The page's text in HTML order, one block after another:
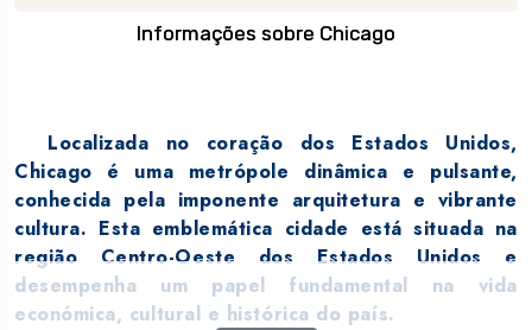
Informações sobre Chicago
Localizada no coração dos Estados Unidos,
Chicago é uma metrópole dinâmica e pulsante,
conhecida pela imponente arquitetura e vibrante
cultura. Esta emblemática cidade está situada na
região Centro-Oeste dos Estados Unidos e
desempenha um papel fundamental na vida
económica, cultural e histórica do país.